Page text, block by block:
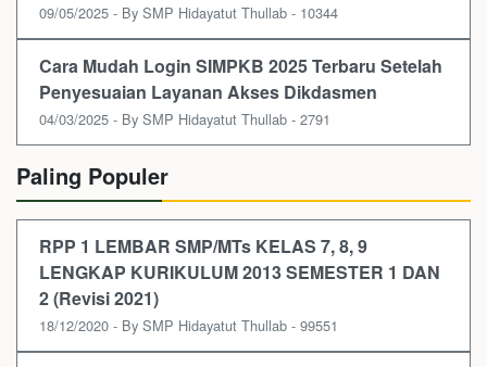
09/05/2025 - By SMP Hidayatut Thullab - 10344
Cara Mudah Login SIMPKB 2025 Terbaru Setelah
Penyesuaian Layanan Akses Dikdasmen
04/03/2025 - By SMP Hidayatut Thullab - 2791
Paling Populer
RPP 1 LEMBAR SMP/MTs KELAS 7, 8, 9
LENGKAP KURIKULUM 2013 SEMESTER 1 DAN
2 (Revisi 2021)
18/12/2020 - By SMP Hidayatut Thullab - 99551